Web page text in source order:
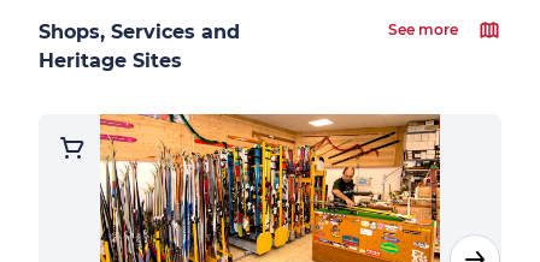
Shops, Services and
Heritage Sites
See more